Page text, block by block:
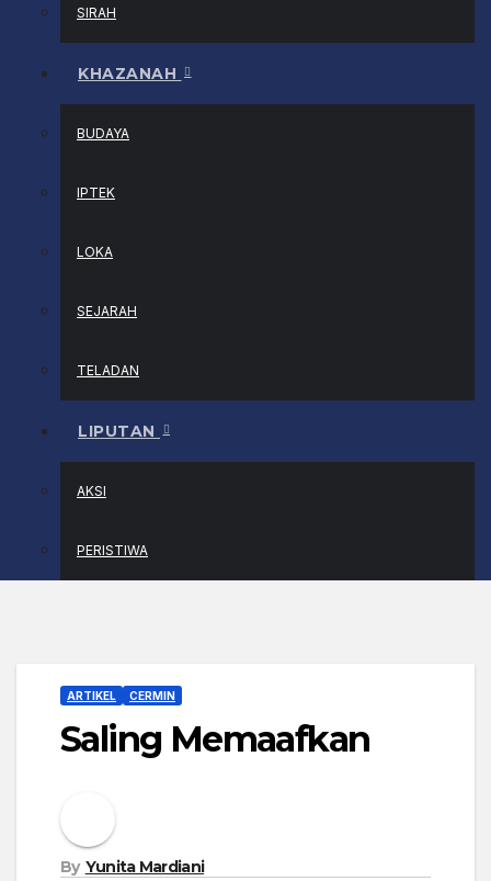
SIRAH
KHAZANAH
BUDAYA
IPTEK
LOKA
SEJARAH
TELADAN
LIPUTAN
AKSI
PERISTIWA
ARTIKEL CERMIN
Saling Memaafkan
By Yunita Mardiani